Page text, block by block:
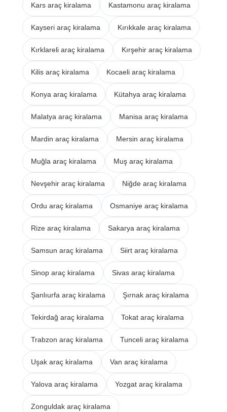
Kars araç kiralama Kastamonu araç kiralama
Kayseri araç kiralama Kırıkkale araç kiralama
Kırklareli araç kiralama Kırşehir araç kiralama
Kilis araç kiralama Kocaeli araç kiralama
Konya araç kiralama Kütahya araç kiralama
Malatya araç kiralama Manisa araç kiralama
Mardin araç kiralama Mersin araç kiralama
Muğla araç kiralama Muş araç kiralama
Nevşehir araç kiralama Niğde araç kiralama
Ordu araç kiralama Osmaniye araç kiralama
Rize araç kiralama Sakarya araç kiralama
Samsun araç kiralama Siirt araç kiralama
Sinop araç kiralama Sivas araç kiralama
Şanlıurfa araç kiralama Şırnak araç kiralama
Tekirdağ araç kiralama Tokat araç kiralama
Trabzon araç kiralama Tunceli araç kiralama
Uşak araç kiralama Van araç kiralama
Yalova araç kiralama Yozgat araç kiralama
Zonguldak araç kiralama